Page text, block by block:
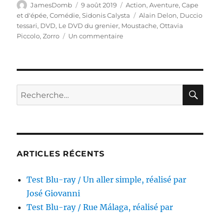
Auteur
JamesDomb
Publié
le
9 août 2019 Catégories
Action,Aventure,Cape
et d'épée,Comédie,Sidonis Calysta Étiquettes
Alain Delon, Duccio
tessari, DVD, Le DVD du grenier, Moustache,Ottavia
Piccolo,Zorro Un commentairesur
réalisé
Duccio
Recherche
pour :
ARTICLES RÉCENTS
Test Blu-ray / Un aller simple, réalisé par
José Giovanni
Test Blu-ray / Rue Málaga, réalisé par